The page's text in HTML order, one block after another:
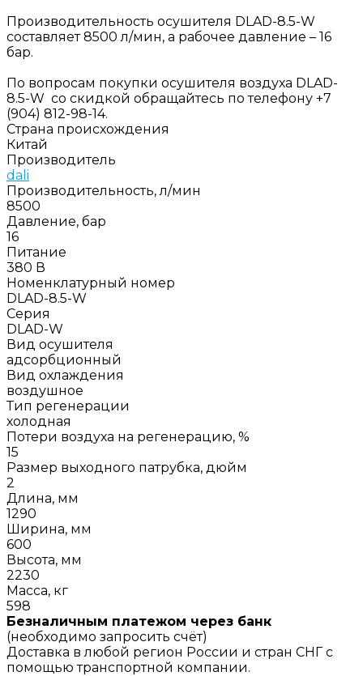
Производительность осушителя DLAD-8.5-W
составляет 8500 л/мин, а рабочее давление – 16
бар.
По вопросам покупки осушителя воздуха DLAD-
8.5-W со скидкой обращайтесь по телефону +7
(904) 812-98-14.
Страна происхождения
Китай
Производитель
dali
Производительность, л/мин
8500
Давление, бар
16
Питание
380 В
Номенклатурный номер
DLAD-8.5-W
Серия
DLAD-W
Вид осушителя
адсорбционный
Вид охлаждения
воздушное
Тип регенерации
холодная
Потери воздуха на регенерацию, %
15
Размер выходного патрубка, дюйм
2
Длина, мм
1290
Ширина, мм
600
Высота, мм
2230
Масса, кг
598
Безналичным платежом через банк
(необходимо запросить счёт)
Доставка в любой регион России и стран СНГ с
помощью транспортной компании.